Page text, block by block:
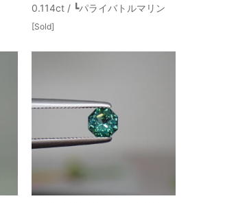
0.114ct / ┗パライバトルマリン
[Sold]